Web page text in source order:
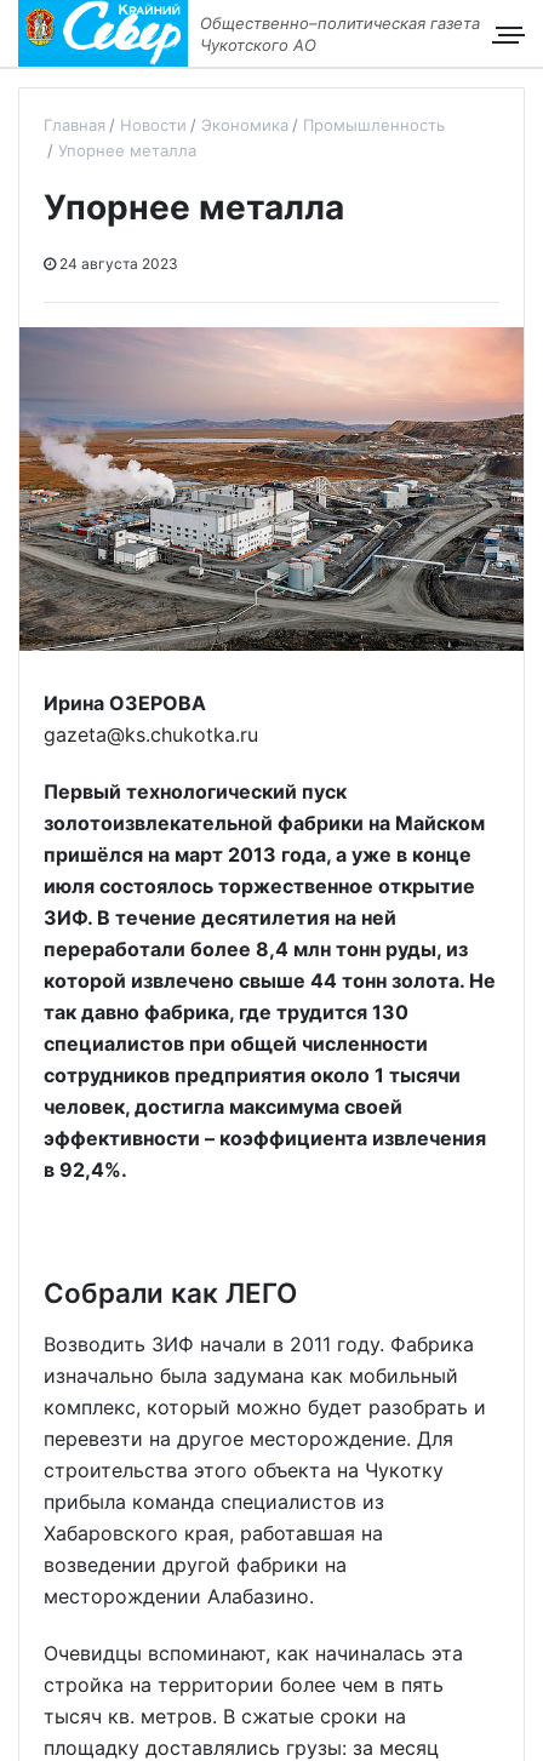
Общественно–политическая газета
Чукотского АО
Главная Новости Экономика
Промышленность
Упорнее металла
Упорнее металла
24 августа 2023
Ирина ОЗЕРОВА
gazeta@ks.chukotka.ru
Первый технологический пуск
золотоизвлекательной фабрики на Майском
пришёлся на март 2013 года, а уже в конце
июля состоялось торжественное открытие
ЗИФ. В течение десятилетия на ней
переработали более 8,4 млн тонн руды, из
которой извлечено свыше 44 тонн золота. Не
так давно фабрика, где трудится 130
специалистов при общей численности
сотрудников предприятия около 1 тысячи
человек, достигла максимума своей
эффективности – коэффициента извлечения
в 92,4%.
Собрали как ЛЕГО
Возводить ЗИФ начали в 2011 году. Фабрика
изначально была задумана как мобильный
комплекс, который можно будет разобрать и
перевезти на другое месторождение. Для
строительства этого объекта на Чукотку
прибыла команда специалистов из
Хабаровского края, работавшая на
возведении другой фабрики на
месторождении Алабазино.
Очевидцы вспоминают, как начиналась эта
стройка на территории более чем в пять
тысяч кв. метров. В сжатые сроки на
площадку доставлялись грузы: за месяц